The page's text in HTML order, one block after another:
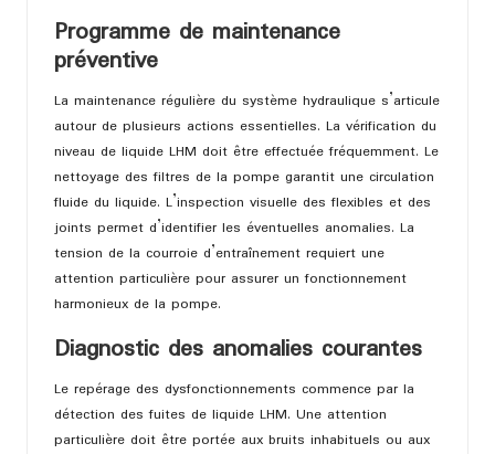
Programme de maintenance
préventive
La maintenance régulière du système hydraulique s’articule
autour de plusieurs actions essentielles. La vérification du
niveau de liquide LHM doit être effectuée fréquemment. Le
nettoyage des filtres de la pompe garantit une circulation
fluide du liquide. L’inspection visuelle des flexibles et des
joints permet d’identifier les éventuelles anomalies. La
tension de la courroie d’entraînement requiert une
attention particulière pour assurer un fonctionnement
harmonieux de la pompe.
Diagnostic des anomalies courantes
Le repérage des dysfonctionnements commence par la
détection des fuites de liquide LHM. Une attention
particulière doit être portée aux bruits inhabituels ou aux